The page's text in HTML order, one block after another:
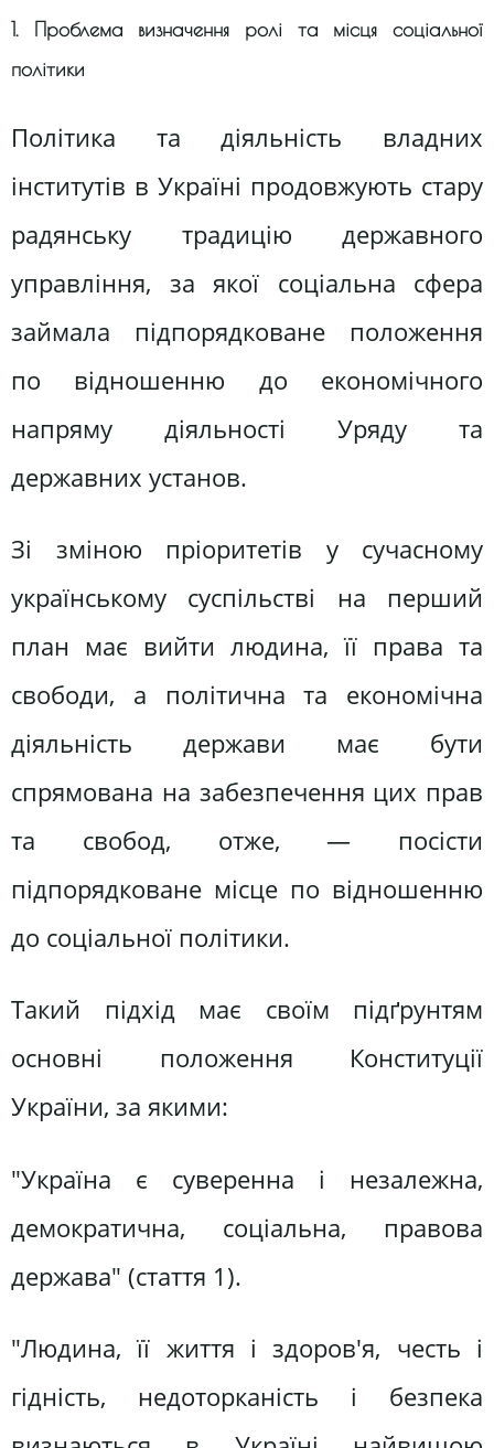
1. Проблема визначення ролі та місця соціальної
політики
Політика та діяльність владних
інститутів в Україні продовжують стару
радянську традицію державного
управління, за якої соціальна сфера
займала підпорядковане положення
по відношенню до економічного
напряму діяльності Уряду та
державних установ.
Зі зміною пріоритетів у сучасному
українському суспільстві на перший
план має вийти людина, її права та
свободи, а політична та економічна
діяльність держави має бути
спрямована на забезпечення цих прав
та свобод, отже, — посісти
підпорядковане місце по відношенню
до соціальної політики.
Такий підхід має своїм підґрунтям
основні положення Конституції
України, за якими:
"Україна є суверенна і незалежна,
демократична, соціальна, правова
держава" (стаття 1).
"Людина, її життя і здоров'я, честь і
гідність, недоторканість і безпека